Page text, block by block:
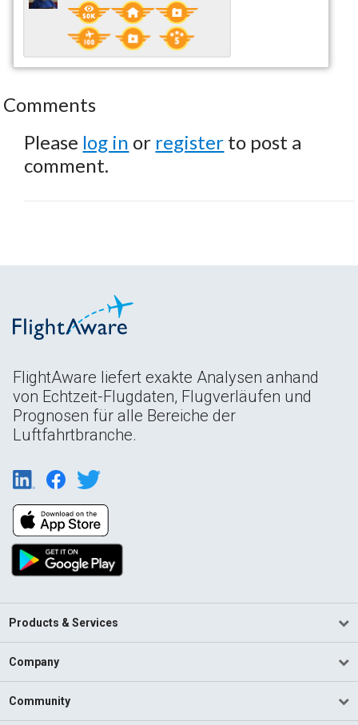
Comments
Please log in or register to post a
comment.
FlightAware liefert exakte Analysen anhand
von Echtzeit-Flugdaten, Flugverläufen und
Prognosen für alle Bereiche der
Luftfahrtbranche.
Products & Services
Company
Community